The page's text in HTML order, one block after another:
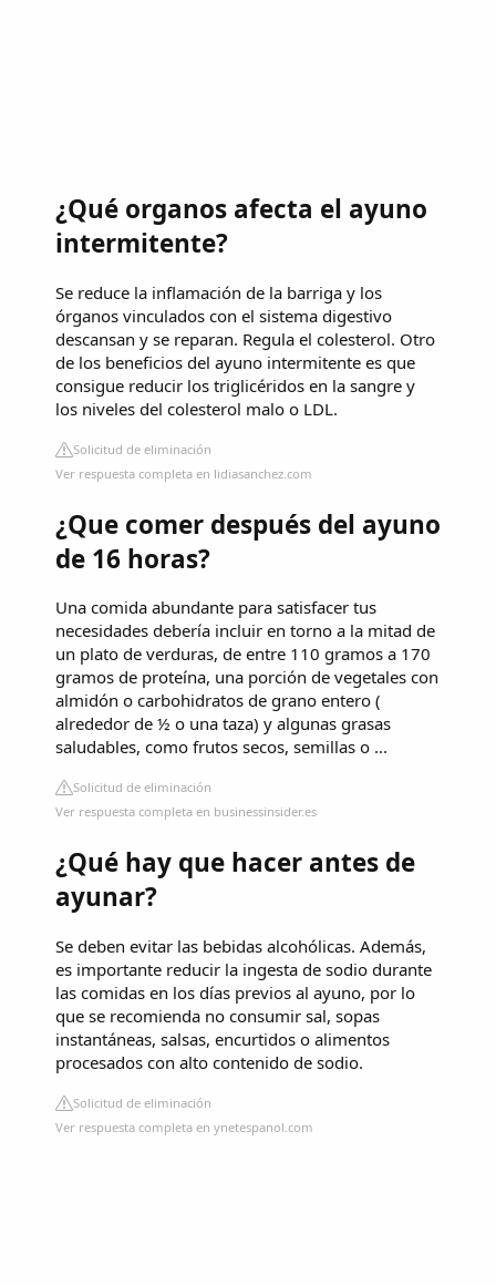
¿Qué organos afecta el ayuno
intermitente?
Se reduce la inflamación de la barriga y los
órganos vinculados con el sistema digestivo
descansan y se reparan. Regula el colesterol. Otro
de los beneficios del ayuno intermitente es que
consigue reducir los triglicéridos en la sangre y
los niveles del colesterol malo o LDL.
Solicitud de eliminación
Ver respuesta completa en lidiasanchez.com
¿Que comer después del ayuno
de 16 horas?
Una comida abundante para satisfacer tus
necesidades debería incluir en torno a la mitad de
un plato de verduras, de entre 110 gramos a 170
gramos de proteína, una porción de vegetales con
almidón o carbohidratos de grano entero (
alrededor de ½ o una taza) y algunas grasas
saludables, como frutos secos, semillas o ...
Solicitud de eliminación
Ver respuesta completa en businessinsider.es
¿Qué hay que hacer antes de
ayunar?
Se deben evitar las bebidas alcohólicas. Además,
es importante reducir la ingesta de sodio durante
las comidas en los días previos al ayuno, por lo
que se recomienda no consumir sal, sopas
instantáneas, salsas, encurtidos o alimentos
procesados ​​con alto contenido de sodio.
Solicitud de eliminación
Ver respuesta completa en ynetespanol.com